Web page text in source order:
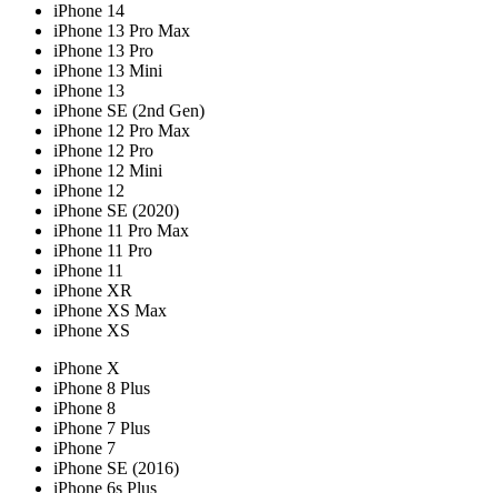
iPhone 14
iPhone 13 Pro Max
iPhone 13 Pro
iPhone 13 Mini
iPhone 13
iPhone SE (2nd Gen)
iPhone 12 Pro Max
iPhone 12 Pro
iPhone 12 Mini
iPhone 12
iPhone SE (2020)
iPhone 11 Pro Max
iPhone 11 Pro
iPhone 11
iPhone XR
iPhone XS Max
iPhone XS
iPhone X
iPhone 8 Plus
iPhone 8
iPhone 7 Plus
iPhone 7
iPhone SE (2016)
iPhone 6s Plus